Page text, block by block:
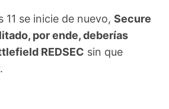
11 se inicie de nuevo, Secure
por ende, deberías
REDSEC sin que